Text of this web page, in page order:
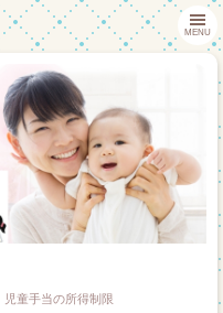
MENU
児童手当の所得制限